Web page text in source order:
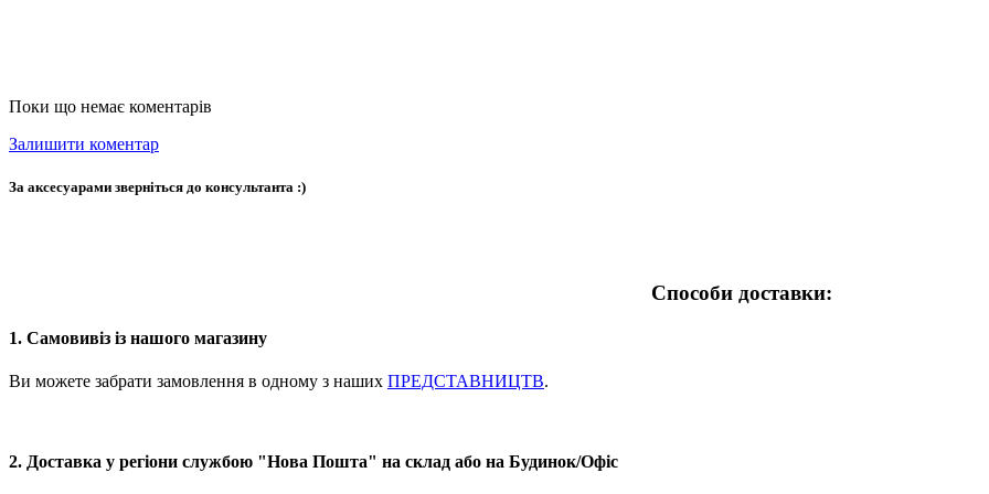
Поки що немає коментарів
Залишити коментар
За аксесуарами зверніться до консультанта :)
Способи доставки:
1. Самовивіз із нашого магазину
Ви можете забрати замовлення в одному з наших ПРЕДСТАВНИЦТВ.
2. Доставка у регіони службою "Нова Пошта" на склад або на Будинок/Офіс